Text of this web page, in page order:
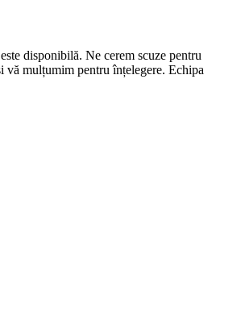
disponibilă. Ne cerem scuze pentru
vă mulțumim pentru înțelegere. Echipa